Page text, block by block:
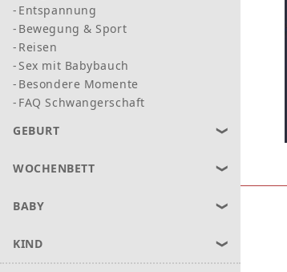
Entspannung
Bewegung & Sport
Reisen
Sex mit Babybauch
Besondere Momente
FAQ Schwangerschaft
GEBURT
WOCHENBETT
BABY
KIND